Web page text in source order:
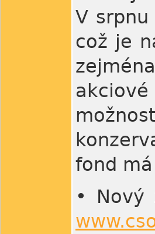
V srpnu
což je
fond
• Nový